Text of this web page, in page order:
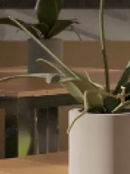
Perfil Verificado
Anunciar imóveis